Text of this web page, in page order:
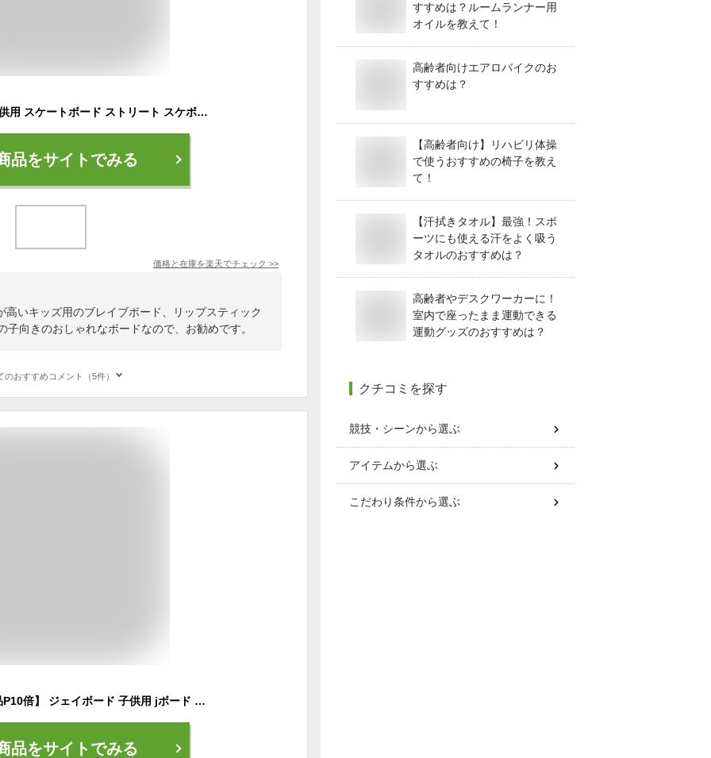
エスボード キッズ 子供用 スケートボード ストリート スケボー Jボード ジェイボード 2輪 ミニモデル ブレードボード バランスボード エスボード ジェイボード スケートボード Sボード キャスターボード リップスティック FJ1541
品をサイトでみる
価格と在庫を楽天でチェック >>
いキッズ用のブレイブボード、リップスティック
向きのおしゃれなボードなので、お勧めです。
のおすすめコメント（5件）
【エントリーで全商品P10倍】 ジェイボード 子供用 jボード リップスティック ブレイブボード エスボードスケートボード コンプリート Jボード 誕生日 プレゼント 送料無料 卒園 卒業
品をサイトでみる
すすめは？ルームランナー用
オイルを教えて！
高齢者向けエアロバイクのお
すすめは？
【高齢者向け】リハビリ体操
で使うおすすめの椅子を教え
て！
【汗拭きタオル】最強！スポ
ーツにも使える汗をよく吸う
タオルのおすすめは？
高齢者やデスクワーカーに！
室内で座ったまま運動できる
運動グッズのおすすめは？
クチコミを探す
競技・シーンから選ぶ
アイテムから選ぶ
こだわり条件から選ぶ